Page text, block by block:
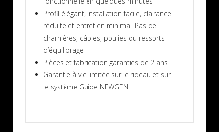
Profil élégant, installation facile, clairance
réduite et entretien minimal. Pas de
charnières, câbles, poulies ou ressorts
d’équilibrage
Pièces et fabrication garanties de 2 ans
Garantie à vie limitée sur le rideau et sur
le système Guide NEWGEN